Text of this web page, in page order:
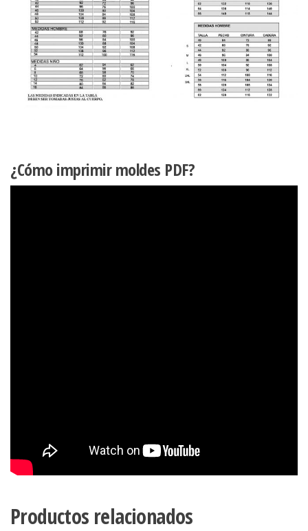
¿Cómo imprimir moldes PDF?
Productos relacionados